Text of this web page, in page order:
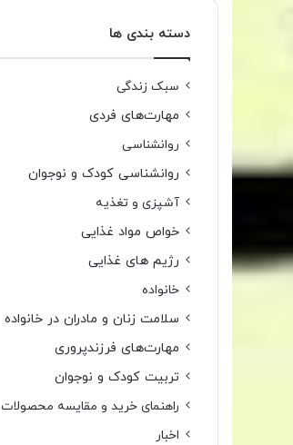
دسته بندی ها
سبک زندگی
مهارت‌های فردی
روانشناسی
روانشناسی کودک و نوجوان
آشپزی و تغذیه
خواص مواد غذایی
رژیم های غذایی
خانواده
سلامت زنان و مادران در خانواده
مهارت‌های فرزندپروری
تربیت کودک و نوجوان
راهنمای خرید و مقایسه محصولات
اخبار